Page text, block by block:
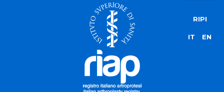
RIPI
IT EN